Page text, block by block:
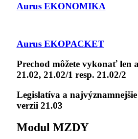
Aurus EKONOMIKA
Aurus EKOPACKET
Prechod môžete vykonať len
21.02, 21.02/1 resp. 21.02/2
Legislatíva a
verzii 21.03
Modul MZDY